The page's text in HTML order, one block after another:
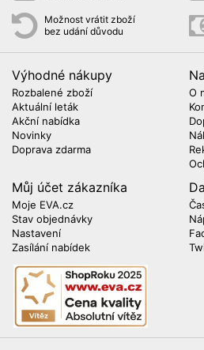
Možnost vrátit zboží
bez udání důvodu
Výhodné nákupy
Rozbalené zboží
Aktuální leták
Akční nabídka
Novinky
Doprava zdarma
O
Můj účet zákazníka
Moje EVA.cz
Stav objednávky
Nastavení
Zasílání nabídek